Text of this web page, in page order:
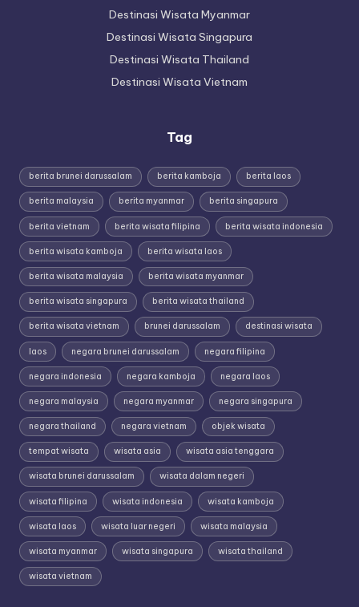
Destinasi Wisata Myanmar
Destinasi Wisata Singapura
Destinasi Wisata Thailand
Destinasi Wisata Vietnam
Tag
berita brunei darussalam berita kamboja berita laos
berita malaysia berita myanmar berita singapura
berita vietnam berita wisata filipina berita wisata indonesia
berita wisata kamboja berita wisata laos
berita wisata malaysia berita wisata myanmar
berita wisata singapura berita wisata thailand
berita wisata vietnam brunei darussalam destinasi wisata
laos negara brunei darussalam negara filipina
negara indonesia negara kamboja negara laos
negara malaysia negara myanmar negara singapura
negara thailand negara vietnam objek wisata
tempat wisata wisata asia wisata asia tenggara
wisata brunei darussalam wisata dalam negeri
wisata filipina wisata indonesia wisata kamboja
wisata laos wisata luar negeri wisata malaysia
wisata myanmar wisata singapura wisata thailand
wisata vietnam